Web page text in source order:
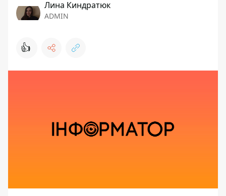
Лина Киндратюк
ADMIN
👍